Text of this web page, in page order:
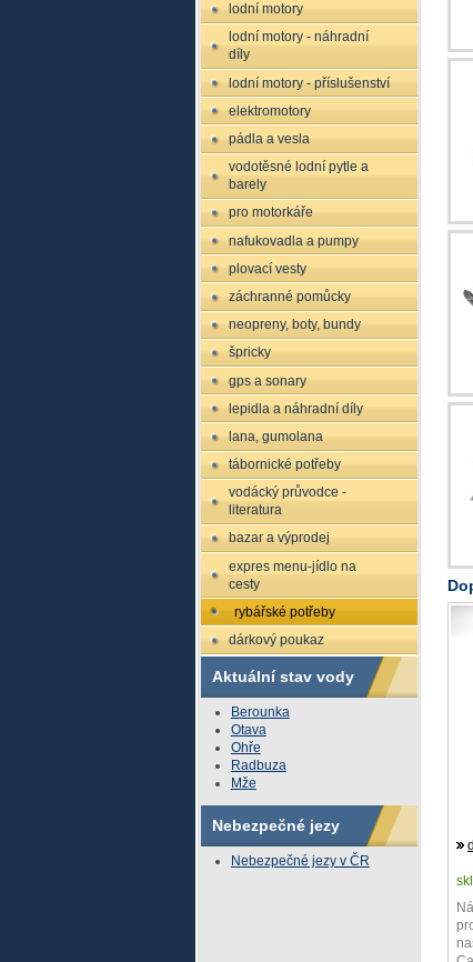
lodní motory
lodní motory - náhradní
díly
lodní motory - příslušenství
elektromotory
pádla a vesla
vodotěsné lodní pytle a
barely
pro motorkáře
nafukovadla a pumpy
plovací vesty
záchranné pomůcky
neopreny, boty, bundy
špricky
gps a sonary
lepidla a náhradní díly
lana, gumolana
tábornické potřeby
vodácký průvodce -
literatura
bazar a výprodej
expres menu-jídlo na
cesty
rybářské potřeby
dárkový poukaz
Aktuální stav vody
Berounka
Otava
Ohře
Radbuza
Mže
Nebezpečné jezy
Nebezpečné jezy v ČR